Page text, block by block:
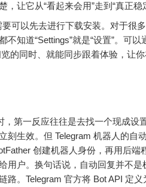
让它从“看起来会用”走到“真正稳
以先去进行下载安装。对于很多
知道“Settings”就是“设置”。可以
的同时、就能同步跟着体验，让
，第一反应往往是去找一个现成设
刻生效。但 Telegram 机器人的自
创建机器人身份，再用后端
用户。换句话说，自动回复并不是
路。Telegram 官方将 Bot API 定义